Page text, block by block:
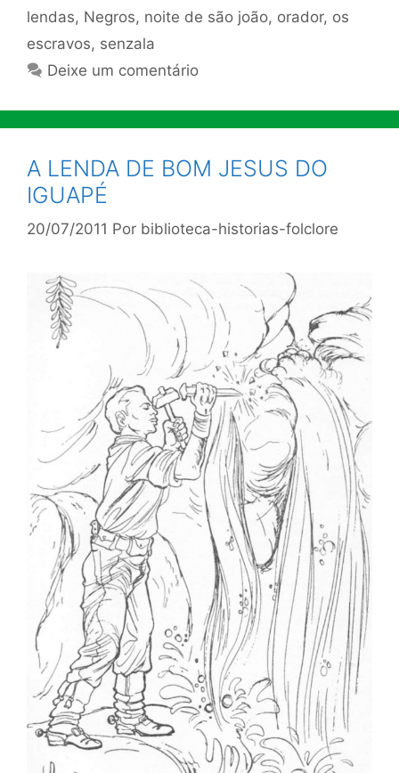
lendas, Negros, noite de são joão, orador, os
escravos, senzala
Deixe um comentário
A LENDA DE BOM JESUS DO
IGUAPÉ
20/07/2011 Por biblioteca-historias-folclore